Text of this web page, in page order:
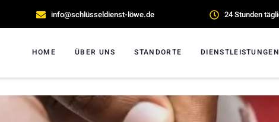
info@schlüsseldienst-löwe.de 24 Stunden
HOME ÜBER UNS STANDORTE DIENSTLEISTUNGEN